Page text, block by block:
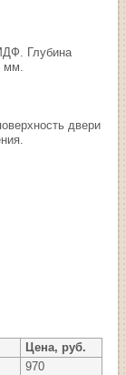
Глубина
двери
Цена, руб.
970